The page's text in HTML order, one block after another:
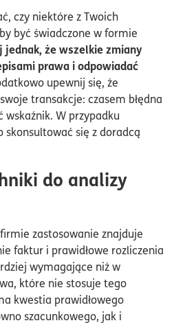
czy niektóre z Twoich
być świadczone w formie
jednak, że wszelkie zmiany
prawa i odpowiadać
upewnij się, że
transakcje: czasem błędna
W przypadku
się z doradcą
do analizy
zastosowanie znajduje
faktur i prawidłowe rozliczenia
wymagające niż w
które nie stosuje tego
kwestia prawidłowego
szacunkowego, jak i